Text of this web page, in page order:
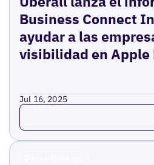
Business Connect
ayudar a las
visibilidad en Apple
Jul 16, 2025
Read more